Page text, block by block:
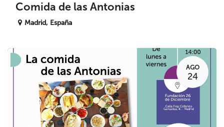
Comida de las Antonias
Madrid, España
AGO
24